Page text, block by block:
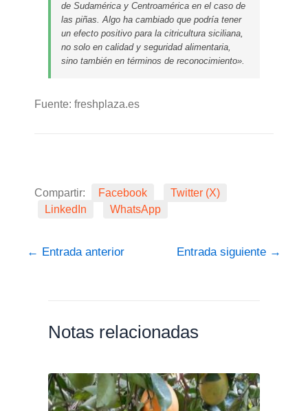
de Sudamérica y Centroamérica en el caso de
las piñas. Algo ha cambiado que podría tener
un efecto positivo para la citricultura siciliana,
no solo en calidad y seguridad alimentaria,
sino también en términos de reconocimiento».
Fuente: freshplaza.es
Compartir: Facebook
Twitter (X)
LinkedIn
WhatsApp
← Entrada anterior Entrada siguiente →
Notas relacionadas